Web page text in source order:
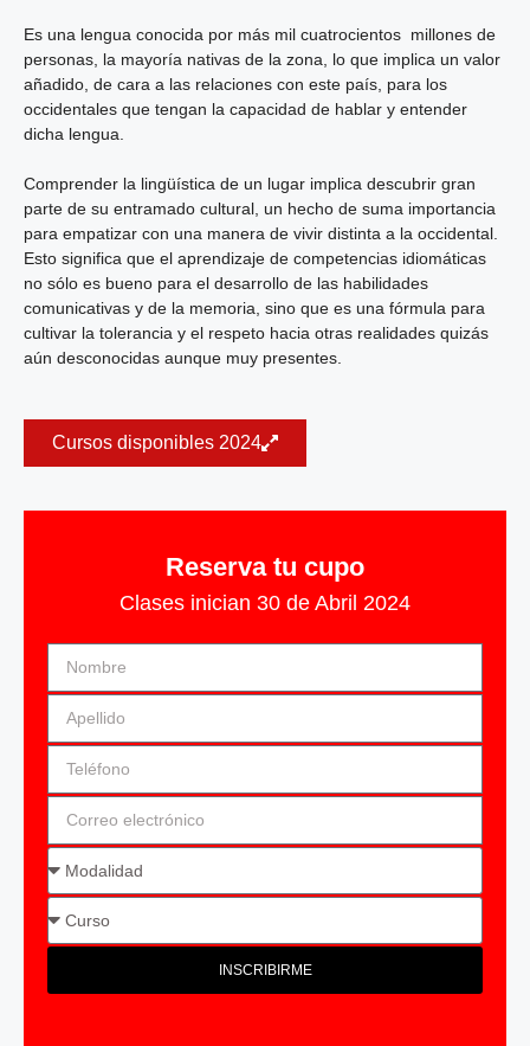
Es una lengua conocida por más mil cuatrocientos millones de
personas, la mayoría nativas de la zona, lo que implica un valor
añadido, de cara a las relaciones con este país, para los
occidentales que tengan la capacidad de hablar y entender
dicha lengua.
Comprender la lingüística de un lugar implica descubrir gran
parte de su entramado cultural, un hecho de suma importancia
para empatizar con una manera de vivir distinta a la occidental.
Esto significa que el aprendizaje de competencias idiomáticas
no sólo es bueno para el desarrollo de las habilidades
comunicativas y de la memoria, sino que es una fórmula para
cultivar la tolerancia y el respeto hacia otras realidades quizás
aún desconocidas aunque muy presentes.
Cursos disponibles 2024
Reserva tu cupo
Clases inician 30 de Abril 2024
INSCRIBIRME